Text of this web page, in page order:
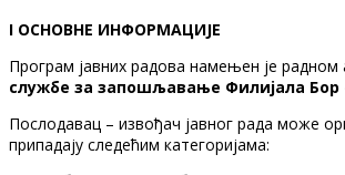
I ОСНОВНЕ
Програм јавних радова намењен је
службе за запошљавање Филијала Бор
Послодавац – извођач јавног рада може
припадају следећим категоријама: